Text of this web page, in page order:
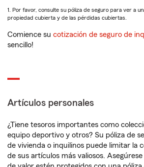
1. Por favor, consulte su póliza de seguro para ver a
propiedad cubierta y de las pérdidas cubiertas.
Comience su cotización de seguro de
sencillo!
Artículos personales
¿Tiene tesoros importantes como
equipo deportivo y otros? Su póliza de
de vivienda o inquilinos puede limitar la
de sus artículos más valiosos.